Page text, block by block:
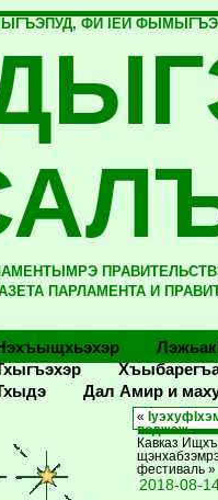
ФИ IЕЙ
ПАРЛАМЕНТА И
Дал Амир и
«
поджэж
Кавказ
фестиваль »
2018-08-